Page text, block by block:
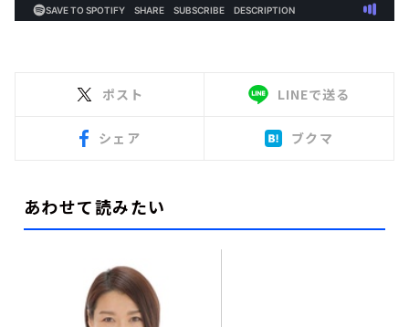
ポスト LINEで送る
シェア ブクマ
あわせて読みたい